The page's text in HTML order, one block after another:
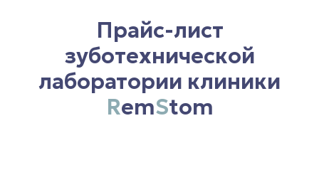
Прайс-лист
зуботехнической
лаборатории клиники
RemStom